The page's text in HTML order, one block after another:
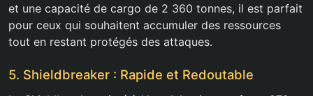
et une capacité de cargo de 2 360 tonnes, il est parfait
pour ceux qui souhaitent accumuler des ressources
tout en restant protégés des attaques.
5. Shieldbreaker : Rapide et Redoutable